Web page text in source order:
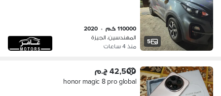
5
110000 كم •
2020
المهندسين، الجيزة
منذ 4 ساعات
42,500 ج.م
honor magic 8 pro global